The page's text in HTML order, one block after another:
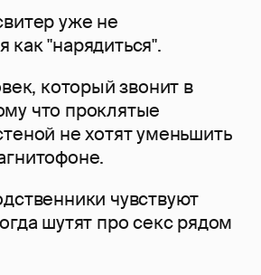
уже не
как "нарядиться".
который звонит в
что проклятые
не хотят уменьшить
чувствуют
шутят про секс рядом